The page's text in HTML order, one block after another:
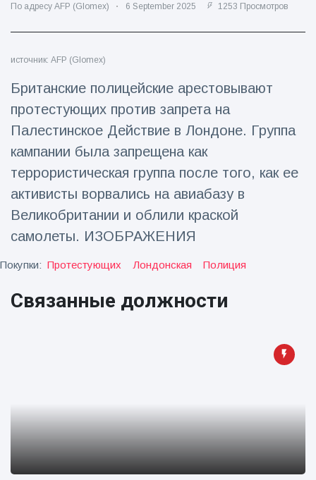
'Побег'
фокусника из
наручников
вызвал смех у
аудитории
Просмотров
Консерваторы
отмечают
рождение
первого
низкогорного
тапира в
зоопарке
за 14 лет
16 July
196
Просмотров
Мужчина из
арестован
после запуска
16 July
173
Просмотров
По адресу AFP (Glomex) 6 September 2025 1253 Просмотров
источник: AFP (Glomex)
Британские полицейские арестовывают
протестующих против запрета на
Палестинское Действие в Лондоне. Группа
кампании была запрещена как
террористическая группа после того, как ее
активисты ворвались на авиабазу в
Великобритании и облили краской
самолеты. ИЗОБРАЖЕНИЯ
Покупки: Протестующих Лондонская Полиция
Связанные должности